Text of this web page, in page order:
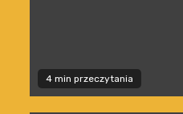
4 min przeczytania